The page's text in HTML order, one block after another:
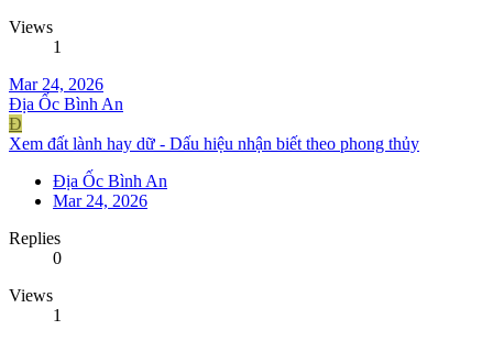
Views
1
Mar 24, 2026
Địa Ốc Bình An
Đ
Xem đất lành hay dữ - Dấu hiệu nhận biết theo phong thủy
Địa Ốc Bình An
Mar 24, 2026
Replies
0
Views
1